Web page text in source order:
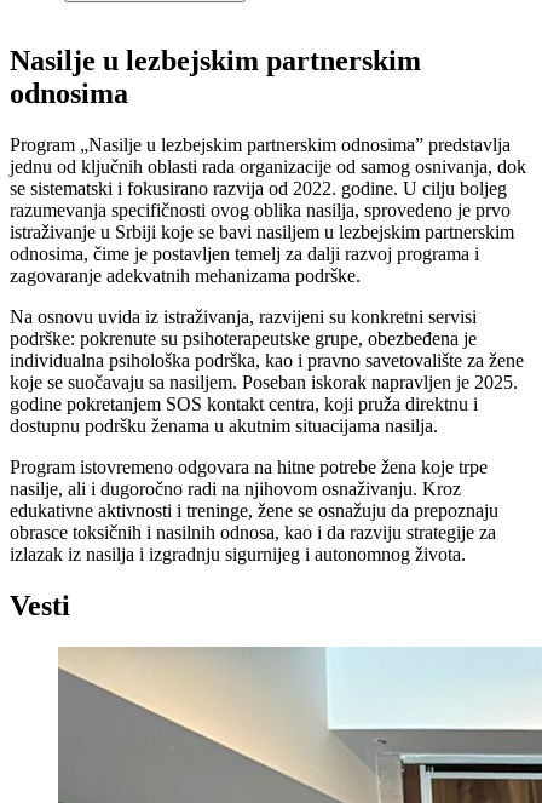
Vesti
Oblasti rada
O nama
Kontakt
Nasilje u lezbejskim partnerskim
odnosima
Program „Nasilje u lezbejskim partnerskim odnosima” predstavlja
jednu od ključnih oblasti rada organizacije od samog osnivanja, dok
se sistematski i fokusirano razvija od 2022. godine. U cilju boljeg
razumevanja specifičnosti ovog oblika nasilja, sprovedeno je prvo
istraživanje u Srbiji koje se bavi nasiljem u lezbejskim partnerskim
odnosima, čime je postavljen temelj za dalji razvoj programa i
zagovaranje adekvatnih mehanizama podrške.
Na osnovu uvida iz istraživanja, razvijeni su konkretni servisi
podrške: pokrenute su psihoterapeutske grupe, obezbeđena je
individualna psihološka podrška, kao i pravno savetovalište za žene
koje se suočavaju sa nasiljem. Poseban iskorak napravljen je 2025.
godine pokretanjem SOS kontakt centra, koji pruža direktnu i
dostupnu podršku ženama u akutnim situacijama nasilja.
Program istovremeno odgovara na hitne potrebe žena koje trpe
nasilje, ali i dugoročno radi na njihovom osnaživanju. Kroz
edukativne aktivnosti i treninge, žene se osnažuju da prepoznaju
obrasce toksičnih i nasilnih odnosa, kao i da razviju strategije za
izlazak iz nasilja i izgradnju sigurnijeg i autonomnog života.
Vesti